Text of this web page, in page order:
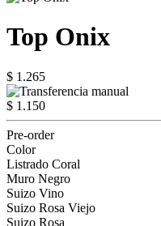
Top Onix
$ 1.265
$ 1.150
Pre-order
Color
Listrado Coral
Muro Negro
Suizo Vino
Suizo Rosa Viejo
Suizo Rosa